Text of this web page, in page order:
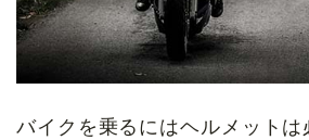
バイクを乗るにはヘルメットは